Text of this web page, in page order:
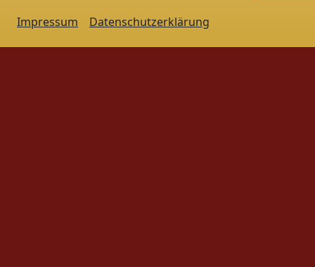
Impressum Datenschutzerklärung